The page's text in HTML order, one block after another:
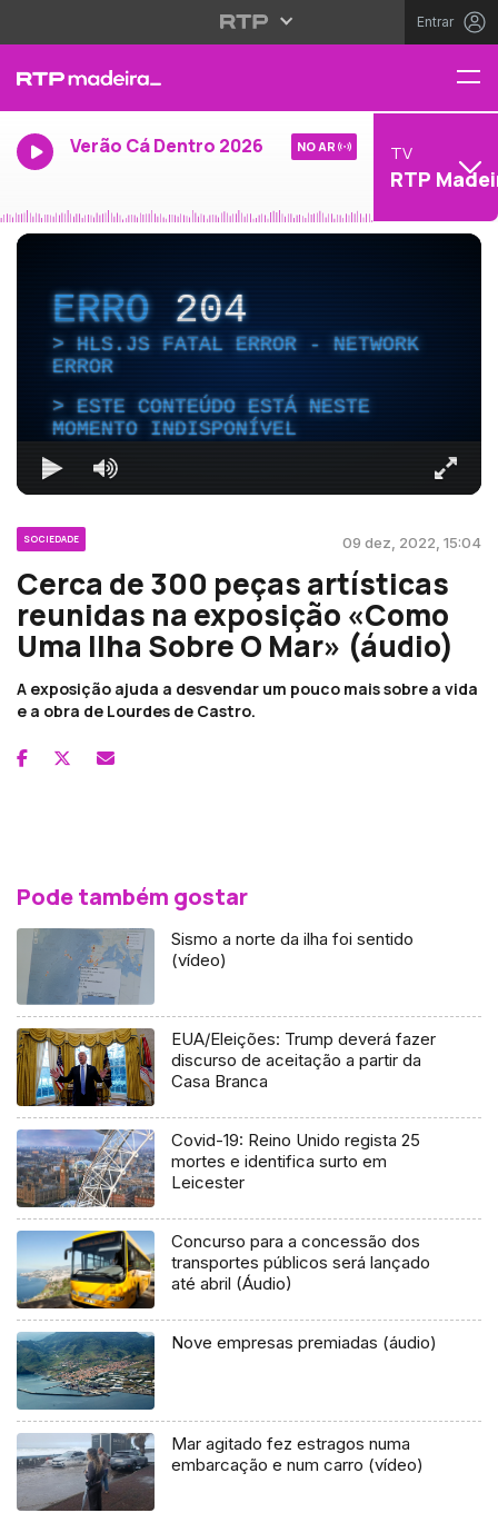
Entrar
Verão Cá Dentro 2026 NO AR TV
RTP
ERRO204
HLS.JS FATAL ERROR - NETWORK
ERROR
ESTE CONTEÚDO ESTÁ NESTE
MOMENTO INDISPONÍVEL
SOCIEDADE 09 dez, 2022, 15:04
Cerca de 300 peças artísticas
reunidas na exposição «Como
Uma Ilha Sobre O Mar» (áudio)
A exposição ajuda a desvendar um pouco mais sobre a vida
e a obra de Lourdes de Castro.
Pode também gostar
Sismo a norte da ilha foi sentido
(vídeo)
EUA/Eleições: Trump deverá fazer
discurso de aceitação a partir da
Casa Branca
Covid-19: Reino Unido regista 25
mortes e identifica surto em
Leicester
Concurso para a concessão dos
transportes públicos será lançado
até abril (Áudio)
Nove empresas premiadas (áudio)
Mar agitado fez estragos numa
embarcação e num carro (vídeo)